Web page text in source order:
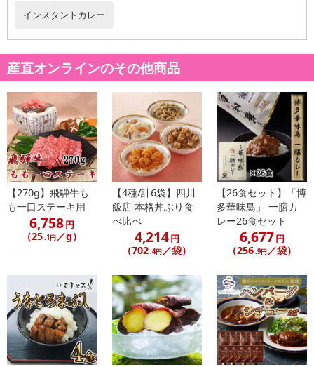
・賞味期限：製造日より720日
・原産国（最終加工地）：日本
・原材料/材質/素材：食肉等（鶏肉（九州産）、鶏肝臓（九州
産））、野菜（玉葱、人参、生姜）、ソテーオニオン、砂糖、植物
油脂、チキン調味エキス、カレー粉、醤油、ポークエキス、食塩、
酵母エキス、鶏がらスープ、フォンドボー、りんごピューレ、み
そ、香辛料、おろしにんにく加工品、バター、たん白加水分解物／
増粘剤（加工でん粉）、カラメル色素、調味料（アミノ酸）、乳化
剤、（一部に小麦・乳成分・牛肉・ゼラチン・大豆・鶏肉・豚肉・
りんごを含む）
・アレルギー表示：小麦、乳成分、牛肉、ゼラチン、大豆、鶏肉、
豚肉、リンゴ
注意事項
インスタントカレー
産直オンラインのその他商品
【270g】飛騨牛も
も一口ステーキ用
6,758円
（25 .1円 ／g）
【4種/計6袋】四川
飯店 本格丼ぶり食
べ比べ
4,214円
（702 .4円 ／袋）
【26食セット】「博
多華味鳥」 一膳カ
レー26食セット
6,677円
（256 .9円 ／袋）